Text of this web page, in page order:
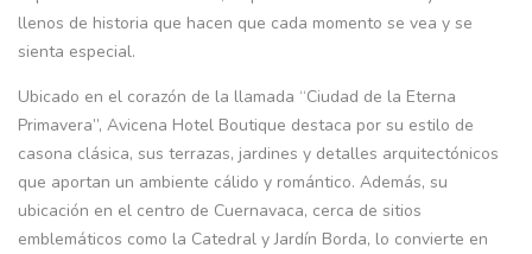
llenos de historia que hacen que cada momento se vea y se
sienta especial.
Ubicado en el corazón de la llamada “Ciudad de la Eterna
Primavera”, Avicena Hotel Boutique destaca por su estilo de
casona clásica, sus terrazas, jardines y detalles arquitectónicos
que aportan un ambiente cálido y romántico. Además, su
ubicación en el centro de Cuernavaca, cerca de sitios
emblemáticos como la Catedral y Jardín Borda, lo convierte en